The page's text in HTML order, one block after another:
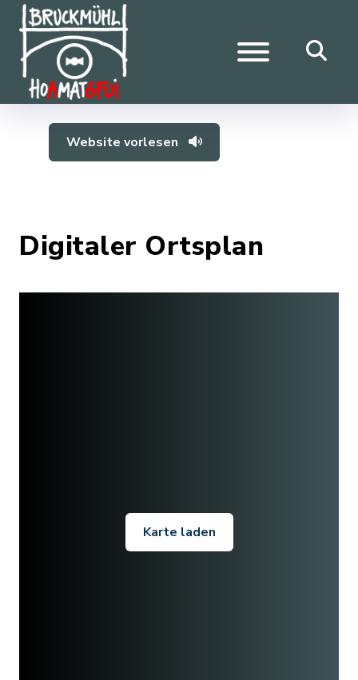
Website vorlesen
Digitaler Ortsplan
Karte laden